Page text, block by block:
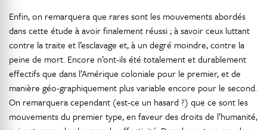
Enfin, on remarquera que rares sont les mouvements abordés
dans cette étude à avoir finalement réussi ; à savoir ceux luttant
contre la traite et l’esclavage et, à un degré moindre, contre la
peine de mort. Encore n’ont-ils été totalement et durablement
effectifs que dans l’Amérique coloniale pour le premier, et de
manière géo-graphiquement plus variable encore pour le second.
On remarquera cependant (est-ce un hasard ?) que ce sont les
mouvements du premier type, en faveur des droits de l’humanité,